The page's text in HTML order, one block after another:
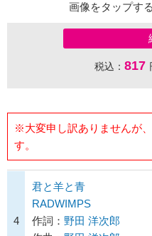
画像をタップす
税込： 817
※大変申し訳ありませんが
す。
4
君と羊と青
RADWIMPS
作詞： 野田 洋次郎